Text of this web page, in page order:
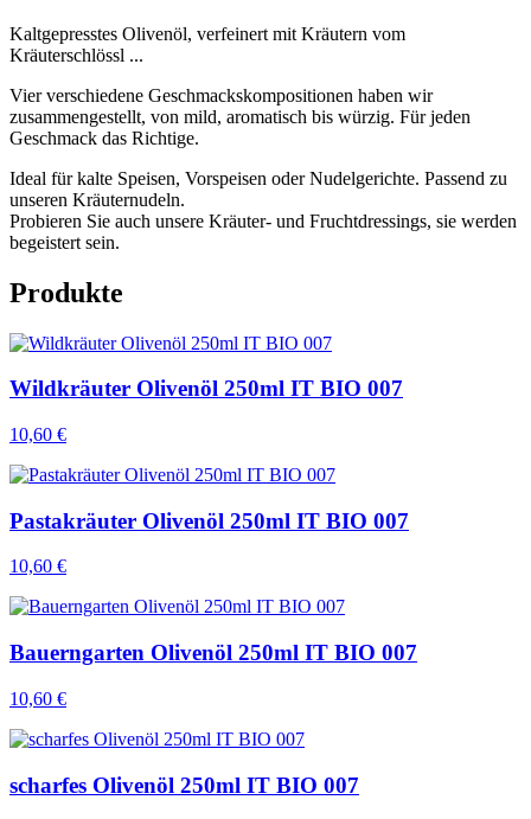
Kaltgepresstes Olivenöl, verfeinert mit Kräutern vom
Kräuterschlössl ...
Vier verschiedene Geschmackskompositionen haben wir
zusammengestellt, von mild, aromatisch bis würzig. Für jeden
Geschmack das Richtige.
Ideal für kalte Speisen, Vorspeisen oder Nudelgerichte. Passend zu
unseren Kräuternudeln.
Probieren Sie auch unsere Kräuter- und Fruchtdressings, sie werden
begeistert sein.
Produkte
Wildkräuter Olivenöl 250ml IT BIO 007
10,60 €
Pastakräuter Olivenöl 250ml IT BIO 007
10,60 €
Bauerngarten Olivenöl 250ml IT BIO 007
10,60 €
scharfes Olivenöl 250ml IT BIO 007